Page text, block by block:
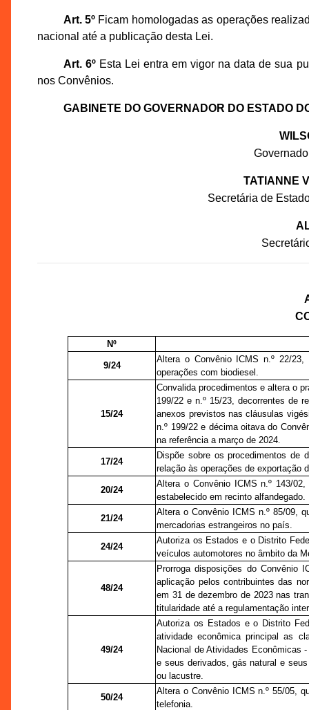
Art. 5º Ficam homologadas as operações
nacional até a publicação desta Lei.
Art. 6ºEsta Lei entra em vigor na data de sua
nos Convênios.
GABINETE DO GOVERNADOR DO ESTADO
TATIANNE
Secretária de
Nº
9/24
Altera o Convênio ICMS n.º 22/
operações com biodiesel.
15/24
Convalida procedimentos e altera o
199/22 e n.º 15/23, decorrentes de
anexos previstos nas cláusulas
n.º 199/22 e décima oitava do
na referência a março de 2024.
17/24
Dispõe sobre os procedimentos de
relação às operações de exportação
20/24
Altera o Convênio ICMS n.º 143/
estabelecido em recinto alfandegado.
21/24
Altera o Convênio ICMS n.º 85/09,
mercadorias estrangeiros no país.
24/24
Autoriza os Estados e o Distrito
veículos automotores no âmbito da
48/24
Prorroga disposições do Convênio
aplicação pelos contribuintes das
em 31 de dezembro de 2023 nas
titularidade até a regulamentação
49/24
Autoriza os Estados e o Distrito
atividade econômica principal as
Nacional de Atividades Econômicas
e seus derivados, gás natural e
ou lacustre.
50/24
Altera o Convênio ICMS n.º 55/05,
telefonia.